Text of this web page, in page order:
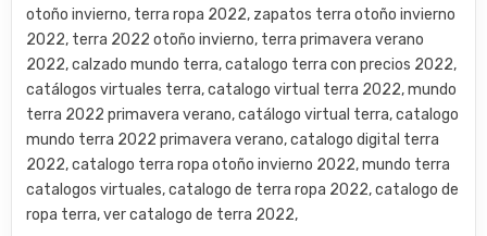
otoño invierno, terra ropa 2022, zapatos terra otoño invierno
2022, terra 2022 otoño invierno, terra primavera verano
2022, calzado mundo terra, catalogo terra con precios 2022,
catálogos virtuales terra, catalogo virtual terra 2022, mundo
terra 2022 primavera verano, catálogo virtual terra, catalogo
mundo terra 2022 primavera verano, catalogo digital terra
2022, catalogo terra ropa otoño invierno 2022, mundo terra
catalogos virtuales, catalogo de terra ropa 2022, catalogo de
ropa terra, ver catalogo de terra 2022,